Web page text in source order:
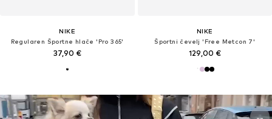
NIKE
Regularen Športne hlače 'Pro 365'
37,90 €
NIKE
Športni čevelj 'Free Metcon 7'
129,00 €